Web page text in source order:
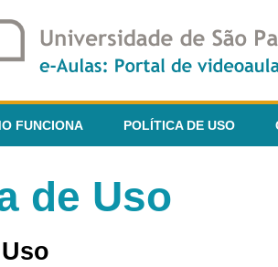
FUNCIONA POLÍTICA DE USO
de Uso